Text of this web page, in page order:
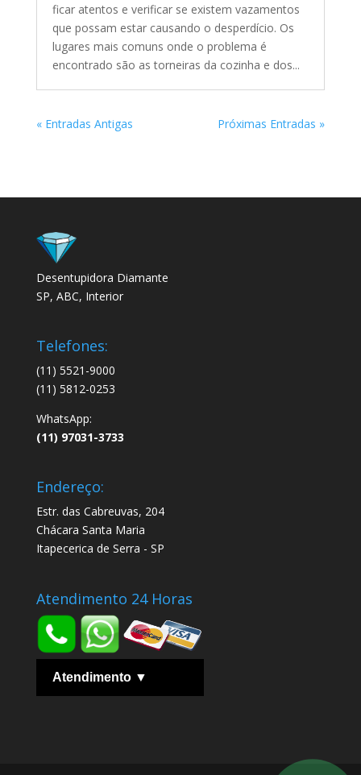
ficar atentos e verificar se existem vazamentos
que possam estar causando o desperdício. Os
lugares mais comuns onde o problema é
encontrado são as torneiras da cozinha e dos...
« Entradas Antigas Próximas Entradas »
Desentupidora Diamante
SP, ABC, Interior
Telefones:
(11) 5521-9000
(11) 5812-0253
WhatsApp:
(11) 97031-3733
Endereço:
Estr. das Cabreuvas, 204
Chácara Santa Maria
Itapecerica de Serra - SP
Atendimento 24 Horas
Atendimento ▼